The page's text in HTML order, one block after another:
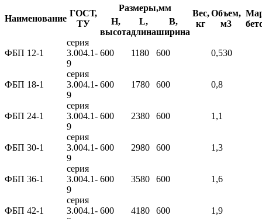
Наименование
ГОСТ,
ТУ
Размеры,мм
Вес,
кг
Объем,
м3
H,
высота
L,
длина
B,
ширина
ФБП 12-1
серия
3.004.1-
9
600 1180 600 0,530
ФБП 18-1
серия
3.004.1-
9
600 1780 600 0,8
ФБП 24-1
серия
3.004.1-
9
600 2380 600 1,1
ФБП 30-1
серия
3.004.1-
9
600 2980 600 1,3
ФБП 36-1
серия
3.004.1-
9
600 3580 600 1,6
ФБП 42-1
серия
3.004.1- 600 4180 600 1,9